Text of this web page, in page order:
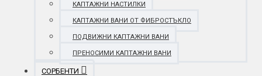
КАПТАЖНИ НАСТИЛКИ
КАПТАЖНИ ВАНИ ОТ ФИБРОСТЪКЛО
ПОДВИЖНИ КАПТАЖНИ ВАНИ
ПРЕНОСИМИ КАПТАЖНИ ВАНИ
СОРБЕНТИ